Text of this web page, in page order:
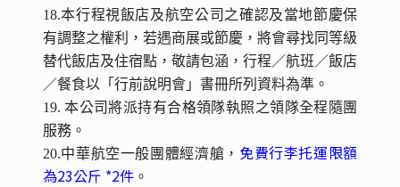
18.本行程視飯店及航空公司之確認及當地節慶保
有調整之權利，若遇商展或節慶，將會尋找同等級
替代飯店及住宿點，敬請包涵，行程／航班／飯店
／餐食以「行前說明會」書冊所列資料為準。
19. 本公司將派持有合格領隊執照之領隊全程隨團
服務。
20.中華航空一般團體經濟艙， 免費行李托運限額
為23公斤 *2件。